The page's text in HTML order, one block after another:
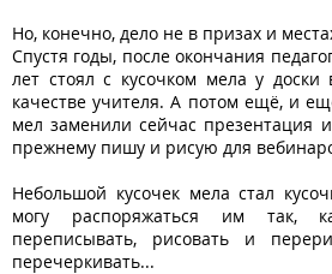
Но, конечно, дело не в призах и
Спустя годы, после окончания
лет стоял с кусочком мела у
качестве учителя. А потом ещё, и
мел заменили сейчас презентация
прежнему пишу и рисую для
Небольшой кусочек мела стал
могу распоряжаться им так,
переписывать, рисовать и
перечеркивать...